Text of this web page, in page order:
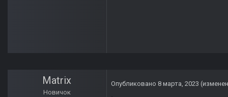
Matrix
Новичок
Опубликовано 8 марта, 2023